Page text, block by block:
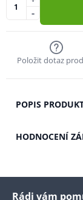
-
Položit dotaz
POPIS
HODNOCENÍ
Rádi vám